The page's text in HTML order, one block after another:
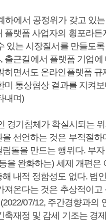
하에서 공정위가 갖고 있
플랫폼 사업자의 횡포라든
있는 시장질서를 만들도
출근길에서 플랫폼 기업
히면서도 온라인플랫폼 규
미 통상협상 결과를 지켜
내며)
경기침체가 확실시되는
선언하는 것은 부적절하
돌을 만드는 행위다. 부
을 완화하는) 세제 개편은
내적 정합성도 없다. 법
져온다는 것은 추상적이고
07/12, 주간경향과의
축재정 및 감세 기조는 경